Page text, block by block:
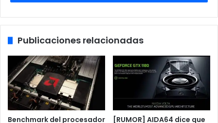
el cual ofrece un
buen rendimiento y
será una solución
ideal para el
Publicaciones relacionadas
Benchmark del procesador
[RUMOR] AIDA64 dice que